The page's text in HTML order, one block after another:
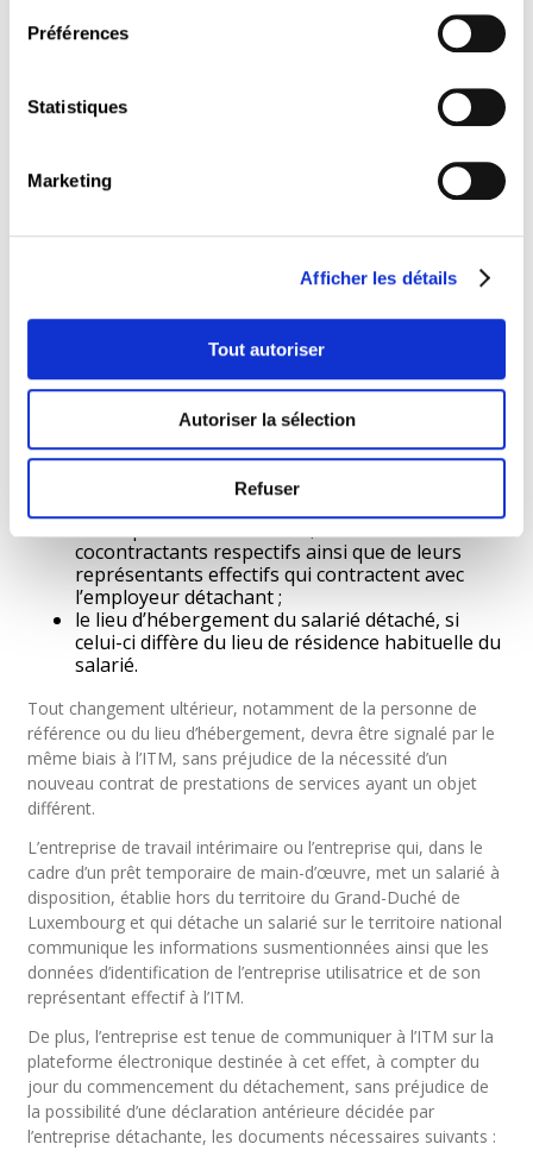
Préférences
Statistiques
Marketing
Afficher les détails
Tout autoriser
Autoriser la sélection
Refuser
détachant et de son représentant effectif ;
l’identité de la personne morale ou physique
territoire luxembourgeois, qui sera la personne
de référence pour communiquer avec l’ITM ;
dates prévues pour le début et la fin du
détachement, conformément au contrat de
l’adresse ou les adresses des lieux de travail au
date de naissance, nationalité et profession du
salarié détaché ;
engagés dans l’entreprise et la profession ou
l’occupation à laquelle ils y sont régulièrement
du détachement à Luxembourg ;
les données d’identification et l’adresse du
l’entreprise sous-traitante, de leurs
cocontractants respectifs ainsi que de leurs
représentants effectifs qui contractent avec
l’employeur détachant ;
le lieu d’hébergement du salarié détaché, si
celui-ci diffère du lieu de résidence habituelle du
salarié.
Tout changement ultérieur, notamment de la personne de
référence ou du lieu d’hébergement, devra être signalé par le
même biais à l’ITM, sans préjudice de la nécessité d’un
nouveau contrat de prestations de services ayant un objet
différent.
L’entreprise de travail intérimaire ou l’entreprise qui, dans le
cadre d’un prêt temporaire de main-d’œuvre, met un salarié à
disposition, établie hors du territoire du Grand-Duché de
Luxembourg et qui détache un salarié sur le territoire national
communique les informations susmentionnées ainsi que les
données d’identification de l’entreprise utilisatrice et de son
représentant effectif à l’ITM.
De plus, l’entreprise est tenue de communiquer à l’ITM sur la
plateforme électronique destinée à cet effet, à compter du
jour du commencement du détachement, sans préjudice de
la possibilité d’une déclaration antérieure décidée par
l’entreprise détachante, les documents nécessaires suivants :